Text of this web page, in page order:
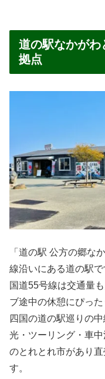
道の駅なかがわ
拠点
「道の駅 公方の郷な
線沿いにある道の駅で
国道55号線は交通量
ブ途中の休憩にぴった
四国の道の駅巡りの
光・ツーリング・車
のとれとれ市があり
す。